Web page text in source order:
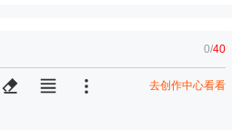
0/40
去创作中心看看